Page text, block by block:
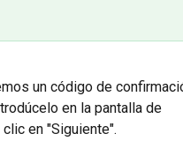
un código de
en la pantalla de
en "Siguiente".